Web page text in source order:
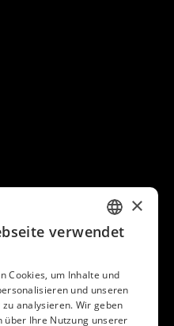
ITALIAN
SPANISH
GERMAN
×
verwendet
Cookies, um Inhalte und
und unseren
analysieren. Wir geben
über Ihre Nutzung unserer